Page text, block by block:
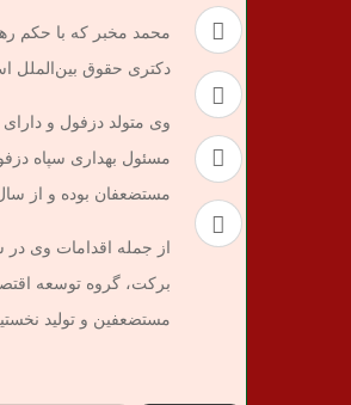
ر
ی
دکتری حقوق بین‌الملل
وی متولد دزفول و
مسئول بهداری سپاه
مستضعفان بوده و از سال ۱۳۸۶ تاکنون نیز ریاست ستاد اجرایی فرمان حضرت امام(ره) را برعهده داشته
از جمله اقدامات وی در
برکت، گروه توسعه
مستضعفین و تولید